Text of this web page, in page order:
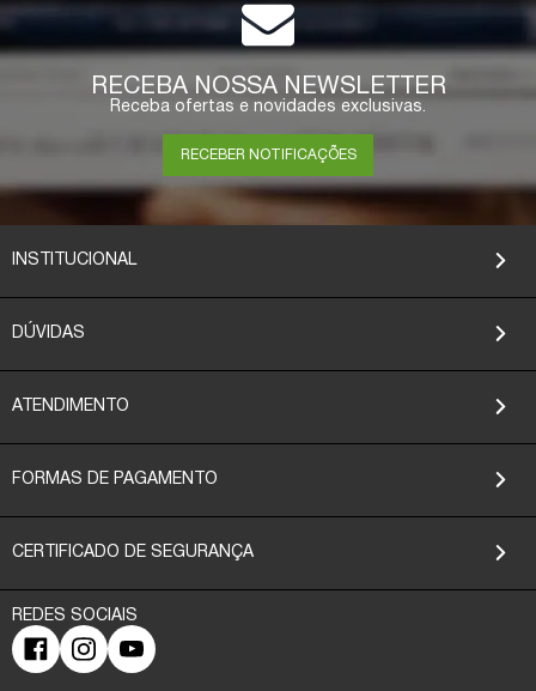
RECEBA NOSSA NEWSLETTER
Receba ofertas e novidades exclusivas.
RECEBER NOTIFICAÇÕES
INSTITUCIONAL
DÚVIDAS
ATENDIMENTO
FORMAS DE PAGAMENTO
CERTIFICADO DE SEGURANÇA